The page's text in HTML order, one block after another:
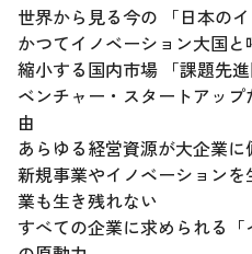
世界から見る今の 「日本のイ
かつてイノベーション大国
縮小する国内市場 「課題先
ベンチャー・スタートアッ
由
あらゆる経営資源が大企業に
新規事業やイノベーション
業も生き残れない
すべての企業に求められる